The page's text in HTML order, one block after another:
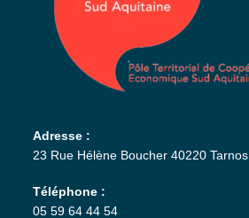
Adresse :
23 Rue Hélène Boucher 40220 Tarnos
Téléphone :
05 59 64 44 54